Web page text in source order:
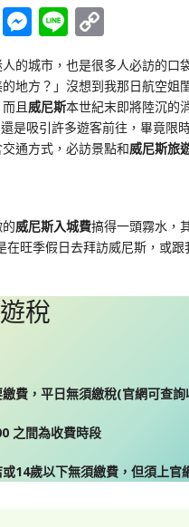
Facebook
Messenger
Line
Link
的城市，也是很多人必訪的口
地方？」沒想到我那日航空
且威尼斯本世紀末即將陸沉的
還是吸引許多遊客前往，畢竟限
通方式，必訪景點和威尼斯旅
威尼斯入城費搞得一頭霧水，
在旺季假日去拜訪威尼斯，或
稅
繳費，平日無須繳稅(官網可查詢
之間為收費時段
14歲以下無須繳費，但須上官